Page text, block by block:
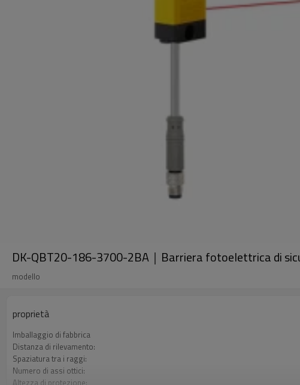
DK-QBT20-186-3700-2BA｜Barriera fotoelettrica di
modello
proprietà
Imballaggio di fabbrica
Distanza di rilevamento:
Spaziatura tra i raggi:
Numero di assi ottici:
Altezza di protezione: